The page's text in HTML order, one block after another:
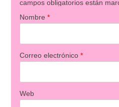
campos obligatorios están
Nombre *
Correo electrónico *
Web